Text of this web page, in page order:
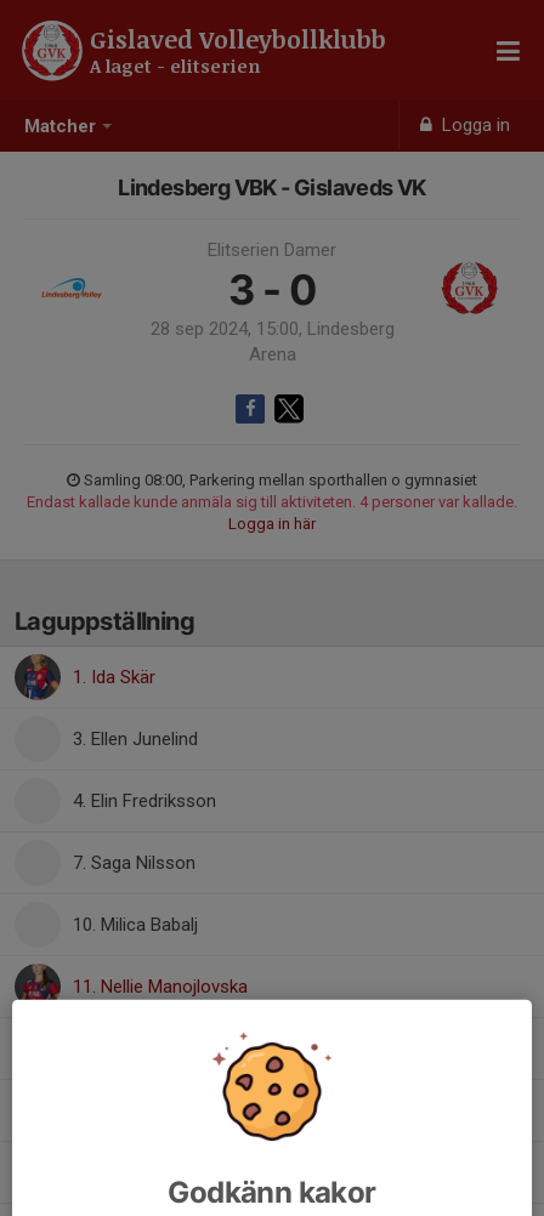
Matcher Logga in
Gislaved Volleybollklubb
A laget - elitserien
Lindesberg VBK - Gislaveds VK
Elitserien Damer
3 - 0
28 sep 2024, 15:00, Lindesberg
Arena
Samling 08:00, Parkering mellan sporthallen o gymnasiet
Endast kallade kunde anmäla sig till aktiviteten. 4 personer var kallade.
Logga in här
Laguppställning
1. Ida Skär
3. Ellen Junelind
4. Elin Fredriksson
7. Saga Nilsson
10. Milica Babalj
11. Nellie Manojlovska
17. Isabelle Morgan
Godkänn kakor